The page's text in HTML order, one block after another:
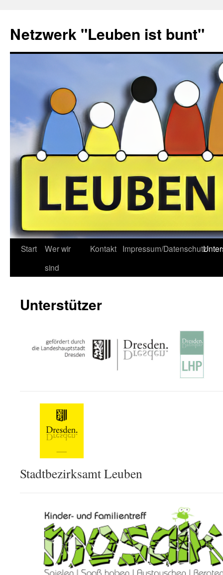
springen
Netzwerk "Leuben ist bunt"
Start
Wer wir
sind
Kontakt Impressum/Datenschutz
Unterstützer
Stadtbezirksamt Leuben